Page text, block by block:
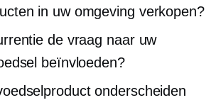
in uw omgeving verkopen?
de vraag naar uw
beïnvloeden?
onderscheiden